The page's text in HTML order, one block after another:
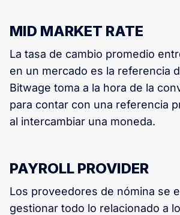
MID MARKET RATE
La tasa de cambio promedio
en un mercado es la referencia
Bitwage toma a la hora de la
para contar con una referencia
al intercambiar una moneda.
PAYROLL PROVIDER
Los proveedores de nómina se
gestionar todo lo relacionado a